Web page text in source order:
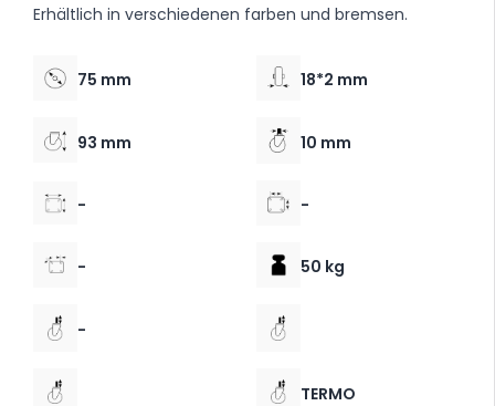
Erhältlich in verschiedenen farben und bremsen.
75 mm 18*2 mm
93 mm 10 mm
- -
- 50 kg
-
TERMO